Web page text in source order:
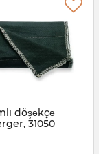
döşəkçə
31050